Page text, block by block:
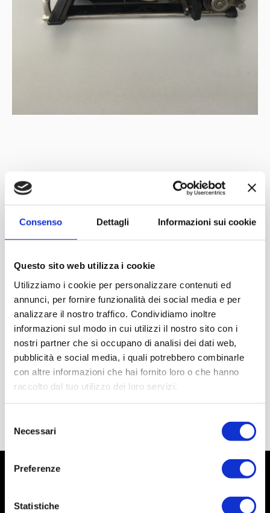
Consenso Dettagli Informazioni sui cookie
Questo sito web utilizza i cookie
Utilizziamo i cookie per personalizzare contenuti ed
annunci, per fornire funzionalità dei social media e per
analizzare il nostro traffico. Condividiamo inoltre
informazioni sul modo in cui utilizzi il nostro sito con i
nostri partner che si occupano di analisi dei dati web,
pubblicità e social media, i quali potrebbero combinarle
con altre informazioni che hai fornito loro o che hanno
raccolto dal tuo utilizzo dei loro servizi.
del
consenso
Necessari
Preferenze
Statistiche
Mit der Unterstützung von Netzwerk